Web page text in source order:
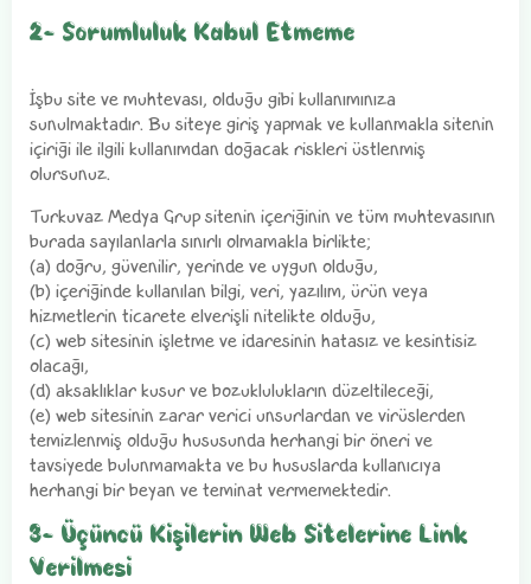
2- Sorumluluk Kabul Etmeme
İşbu site ve muhtevası, olduğu gibi kullanımınıza
sunulmaktadır. Bu siteye giriş yapmak ve kullanmakla sitenin
içiriği ile ilgili kullanımdan doğacak riskleri üstlenmiş
olursunuz.
Turkuvaz Medya Grup sitenin içeriğinin ve tüm muhtevasının
burada sayılanlarla sınırlı olmamakla birlikte;
(a) doğru, güvenilir, yerinde ve uygun olduğu,
(b) içeriğinde kullanılan bilgi, veri, yazılım, ürün veya
hizmetlerin ticarete elverişli nitelikte olduğu,
(c) web sitesinin işletme ve idaresinin hatasız ve kesintisiz
olacağı,
(d) aksaklıklar kusur ve bozuklulukların düzeltileceği,
(e) web sitesinin zarar verici unsurlardan ve virüslerden
temizlenmiş olduğu hususunda herhangi bir öneri ve
tavsiyede bulunmamakta ve bu hususlarda kullanıcıya
herhangi bir beyan ve teminat vermemektedir.
3- Üçüncü Kişilerin Web Sitelerine Link
Verilmesi